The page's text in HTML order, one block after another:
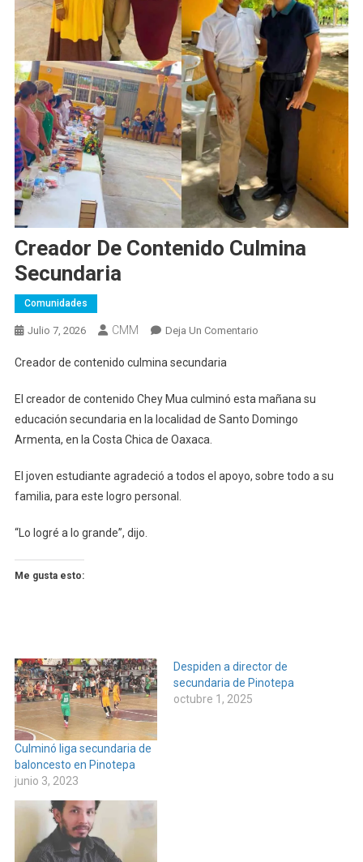
Creador De Contenido Culmina
Secundaria
Comunidades
Julio 7, 2026 CMM Deja Un ComentarioEn
Culmina
Secundaria
Creador de contenido culmina secundaria
El creador de contenido Chey Mua culminó esta mañana su
educación secundaria en la localidad de Santo Domingo
Armenta, en la Costa Chica de Oaxaca.
El joven estudiante agradeció a todos el apoyo, sobre todo a su
familia, para este logro personal.
“Lo logré a lo grande”, dijo.
Me gusta esto:
Culminó liga secundaria de
baloncesto en Pinotepa
junio 3, 2023
Despiden a director de
secundaria de Pinotepa
octubre 1, 2025